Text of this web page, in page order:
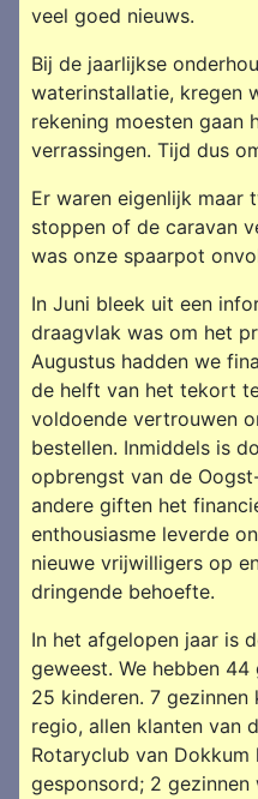
veel goed nieuws.
Bij de jaarlijkse
waterinstallatie, kregen
rekening moesten gaan
verrassingen. Tijd dus
Er waren eigenlijk maar
stoppen of de caravan
was onze spaarpot
In Juni bleek uit een
draagvlak was om het
Augustus hadden we
de helft van het tekort
voldoende vertrouwen
bestellen. Inmiddels is
opbrengst van de
andere giften het
enthousiasme leverde
nieuwe vrijwilligers op
dringende behoefte.
In het afgelopen jaar is
geweest. We hebben
25 kinderen. 7
regio, allen klanten van
Rotaryclub van
gesponsord; 2 gezinnen